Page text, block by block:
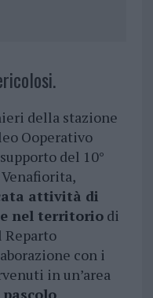
della stazione
Ooperativo
del 10°
attività di
nel territoriodi
Reparto
con i
in un’area